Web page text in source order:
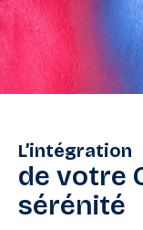
L’intégration
de votre
sérénité